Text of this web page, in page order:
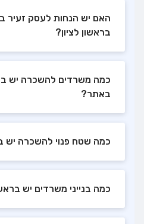
האם יש הנחות לעסק זעיר
בראשון לציון?
כמה משרדים להשכרה יש
באתר?
כמה שטח פנוי להשכרה יש
כמה בנייני משרדים יש